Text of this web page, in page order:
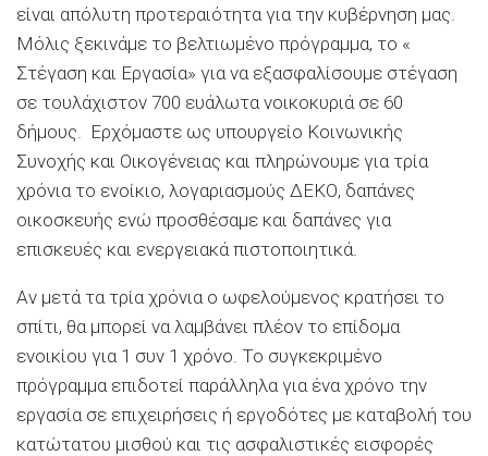
είναι απόλυτη προτεραιότητα για την κυβέρνηση μας.
Μόλις ξεκινάμε το βελτιωμένο πρόγραμμα, το «
Στέγαση και Εργασία» για να εξασφαλίσουμε στέγαση
σε τουλάχιστον 700 ευάλωτα νοικοκυριά σε 60
δήμους. Ερχόμαστε ως υπουργείο Κοινωνικής
Συνοχής και Οικογένειας και πληρώνουμε για τρία
χρόνια το ενοίκιο, λογαριασμούς ΔΕΚΟ, δαπάνες
οικοσκευής ενώ προσθέσαμε και δαπάνες για
επισκευές και ενεργειακά πιστοποιητικά.
Αν μετά τα τρία χρόνια ο ωφελούμενος κρατήσει το
σπίτι, θα μπορεί να λαμβάνει πλέον το επίδομα
ενοικίου για 1 συν 1 χρόνο. Το συγκεκριμένο
πρόγραμμα επιδοτεί παράλληλα για ένα χρόνο την
εργασία σε επιχειρήσεις ή εργοδότες με καταβολή του
κατώτατου μισθού και τις ασφαλιστικές εισφορές